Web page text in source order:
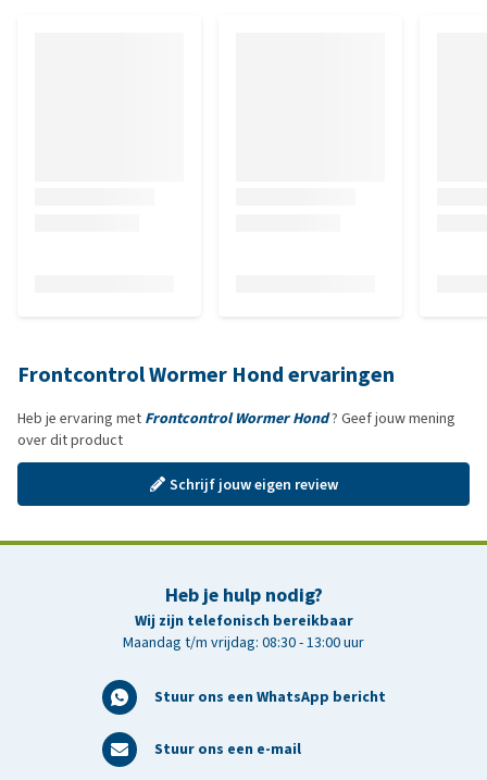
Frontcontrol Wormer Hond ervaringen
Heb je ervaring met Frontcontrol Wormer Hond? Geef jouw mening
over dit product
Schrijf jouw eigen review
Heb je hulp nodig?
Wij zijn telefonisch bereikbaar
Maandag t/m vrijdag: 08:30 - 13:00 uur
Stuur ons een WhatsApp bericht
Stuur ons een e-mail